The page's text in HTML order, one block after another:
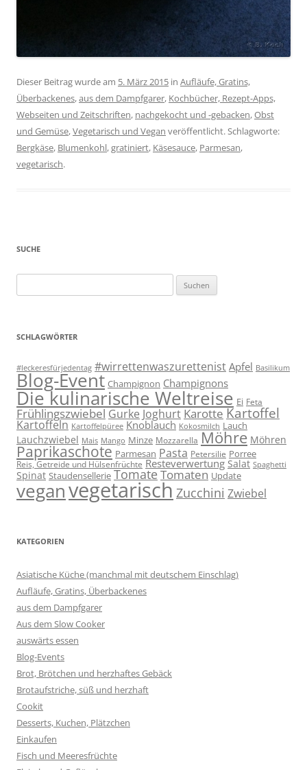
Dieser Beitrag wurde am 5. März 2015 in Aufläufe, Gratins,
Überbackenes,aus dem Dampfgarer, Kochbücher, Rezept-Apps,
Webseiten und Zeitschriften, nachgekocht und -gebacken,Obst
und Gemüse,Vegetarisch und Vegan veröffentlicht. Schlagworte:
Bergkäse, Blumenkohl,gratiniert, Käsesauce, Parmesan,
vegetarisch.
SUCHE
nach:
SCHLAGWÖRTER
#leckeresfürjedentag #wirrettenwaszurettenist Apfel Basilikum
Blog-Event Champignon Champignons
Die kulinarische Weltreise Ei Feta
Frühlingszwiebel Gurke Joghurt Karotte Kartoffel
Kartoffeln Kartoffelpüree Knoblauch Kokosmilch Lauch
Lauchzwiebel Mais Mango Minze Mozzarella Möhre Möhren
Paprikaschote Parmesan Pasta Petersilie Porree
Reis, Getreide und Hülsenfrüchte Resteverwertung Salat Spaghetti
Spinat Staudensellerie TomateTomaten Update
veganvegetarischZucchini Zwiebel
KATEGORIEN
Asiatische Küche (manchmal mit deutschem Einschlag)
Aufläufe, Gratins, Überbackenes
aus dem Dampfgarer
Aus dem Slow Cooker
auswärts essen
Blog-Events
Brot, Brötchen und herzhaftes Gebäck
Brotaufstriche, süß und herzhaft
Cookit
Desserts, Kuchen, Plätzchen
Einkaufen
Fisch und Meeresfrüchte